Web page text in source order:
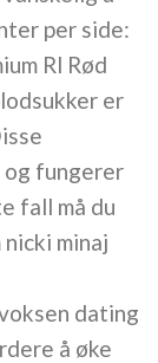
per side:
Rl Rød
er
fungerer
fall må du
minaj
dating
å øke